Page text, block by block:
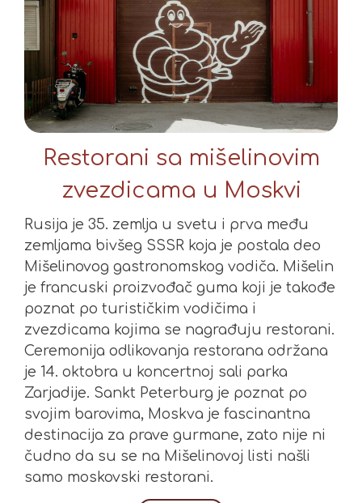
Restorani sa mišelinovim
zvezdicama u Moskvi
Rusija je 35. zemlja u svetu i prva među
zemljama bivšeg SSSR koja je postala deo
Mišelinovog gastronomskog vodiča. Mišelin
je francuski proizvođač guma koji je takođe
poznat po turističkim vodičima i
zvezdicama kojima se nagrađuju restorani.
Ceremonija odlikovanja restorana održana
je 14. oktobra u koncertnoj sali parka
Zarjadije. Sankt Peterburg je poznat po
svojim barovima, Moskva je fascinantna
destinacija za prave gurmane, zato nije ni
čudno da su se na Mišelinovoj listi našli
samo moskovski restorani.